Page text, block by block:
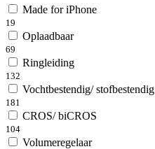
Made for iPhone
19
Oplaadbaar
69
Ringleiding
132
Vochtbestendig/ stofbestendig
181
CROS/ biCROS
104
Volumeregelaar